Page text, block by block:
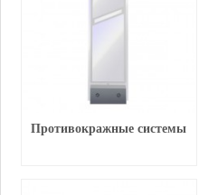
Противокражные системы